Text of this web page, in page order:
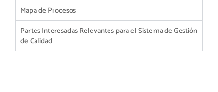
Mapa de Procesos
Partes Interesadas Relevantes para el Sistema de Gestión
de Calidad